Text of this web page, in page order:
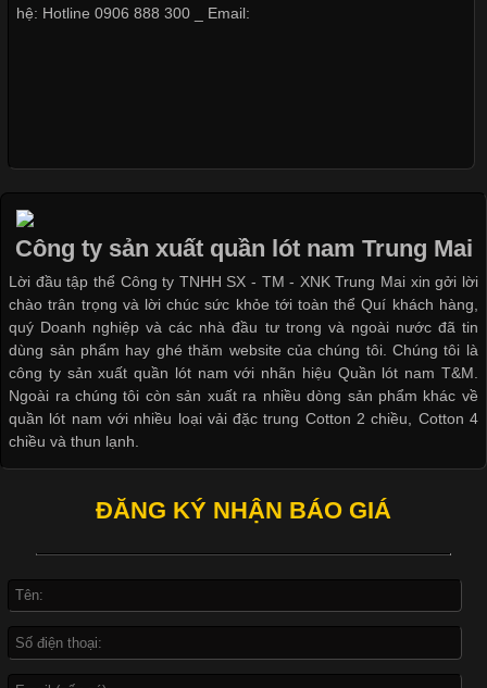
Các Form Áo Thun Phổ Biến Hiện Nay Và Xu Hướng Trong
Ngành May Mặc Áo thun là một trong những trang phục quen
thuộc và được sử dụng phổ biến nhất hiện nay. Không chỉ đa
dạng về màu sắc hay chất liệu, áo thun còn có nhiều form dáng
khác nhau để phù hợp với từng phong cách thời trang và nhu
cầu
Khám Phá Áo Phông Trang Phục Phổ Biến Nhất Hiện Nay
Áo phông là một trong những trang phục phổ biến nhất trong
Không chỉ xuất hiện trong thời trang thường ngày, áo phông còn
được ứng dụng rộng rãi trong ngành sản xuất may mặc, đặc
hệ: Hotline 0906 888 300 _ Email:
Công ty sản xuất quần lót nam Trung Mai
Lời đầu tập thể Công ty TNHH SX - TM - XNK Trung Mai xin gởi lời
chào trân trọng và lời chúc sức khỏe tới toàn thể Quí khách hàng,
quý Doanh nghiệp và các nhà đầu tư trong và ngoài nước đã tin
dùng sản phẩm hay ghé thăm website của chúng tôi. Chúng tôi là
công ty sản xuất quần lót nam với nhãn hiệu Quần lót nam T&M.
Ngoài ra chúng tôi còn sản xuất ra nhiều dòng sản phẩm khác về
quần lót nam với nhiều loại vải đặc trung Cotton 2 chiều, Cotton 4
chiều và thun lạnh.
ĐĂNG KÝ NHẬN BÁO GIÁ